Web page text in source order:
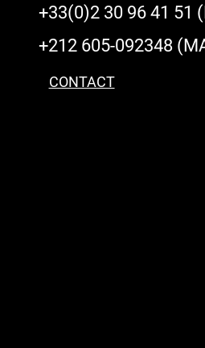
+33(0)2 30 96 41 51
+212 605-092348
CONTACT